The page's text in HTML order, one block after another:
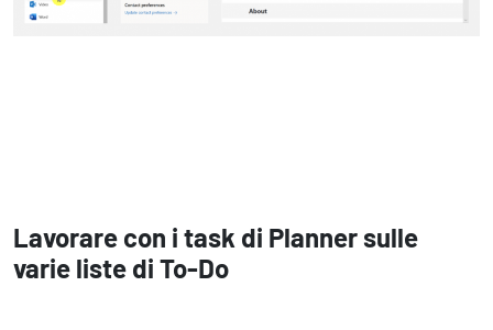
Lavorare con i task di Planner sulle
varie liste di To-Do